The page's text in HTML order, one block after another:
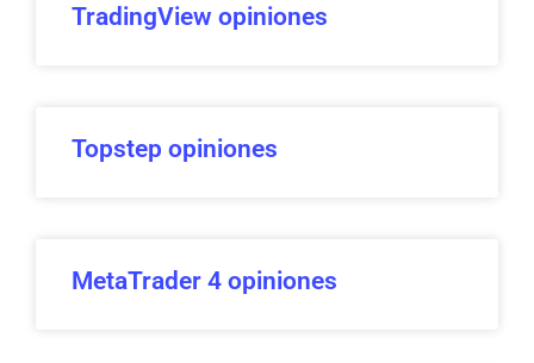
TradingView opiniones
Topstep opiniones
MetaTrader 4 opiniones